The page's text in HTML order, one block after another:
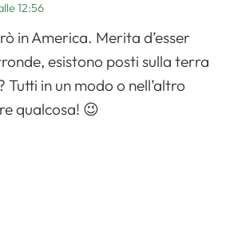
12:56
in America. Merita d’esser
esistono posti sulla terra
Tutti in un modo o nell’altro
qualcosa! 😉